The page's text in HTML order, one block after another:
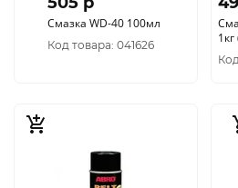
Смазка WD-40 100мл
Код товара: 041626